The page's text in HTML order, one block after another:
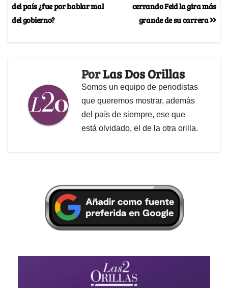
cerrando Feid la gira más
grande de su carrera
del país ¿fue por hablar mal
del gobierno?
PorLas Dos Orillas
Somos un equipo de periodistas
que queremos mostrar, además
del país de siempre, ese que
está olvidado, el de la otra orilla.